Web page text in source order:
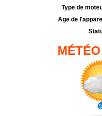
Type de
Age de